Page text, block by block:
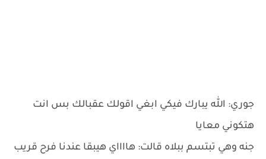
جوري: الله يبارك فيكي ابغي اقولك عقبالك بس انت
هتكوني معايا
جنه وهي تبتسم ببلاه قالت: هااااي هيبقا عندنا فرح قريب